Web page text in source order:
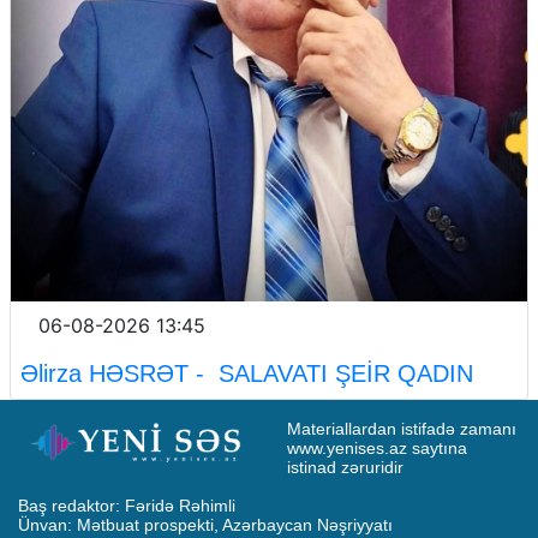
06-08-2026 13:45
Əlirza HƏSRƏT - SALAVATI ŞEİR QADIN
Materiallardan istifadə zamanı
www.yenises.az saytına
istinad zəruridir
Baş redaktor: Fəridə Rəhimli
Ünvan: Mətbuat prospekti, Azərbaycan Nəşriyyatı